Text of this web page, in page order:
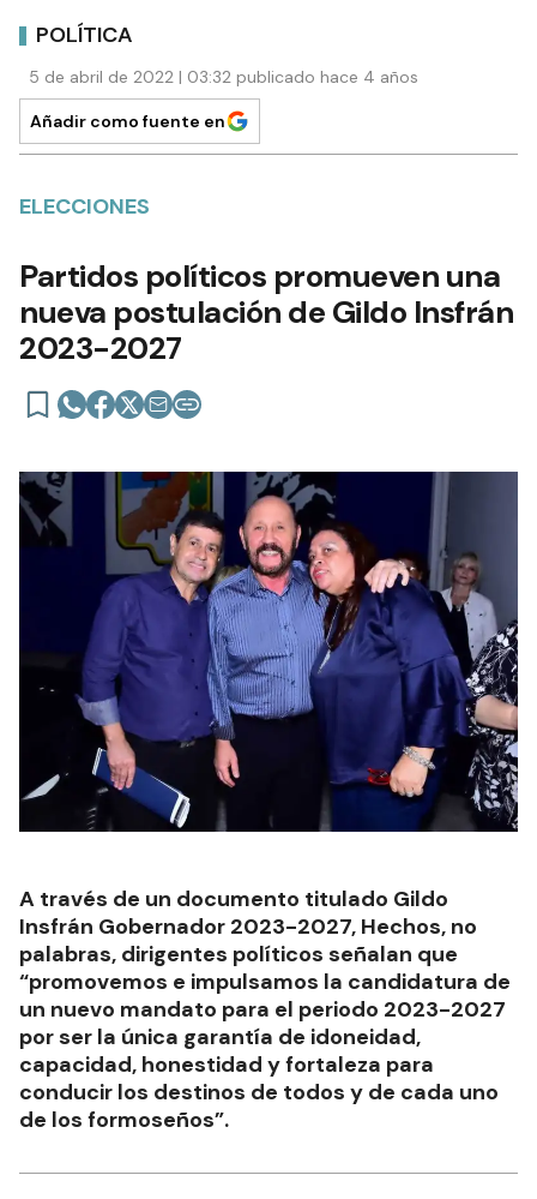
POLÍTICA
5 de abril de 2022 | 03:32 publicado hace 4 años
Añadir como fuente en
ELECCIONES
Partidos políticos promueven una
nueva postulación de Gildo Insfrán
2023-2027
A través de un documento titulado Gildo
Insfrán Gobernador 2023-2027, Hechos, no
palabras, dirigentes políticos señalan que
“promovemos e impulsamos la candidatura de
un nuevo mandato para el periodo 2023-2027
por ser la única garantía de idoneidad,
capacidad, honestidad y fortaleza para
conducir los destinos de todos y de cada uno
de los formoseños”.